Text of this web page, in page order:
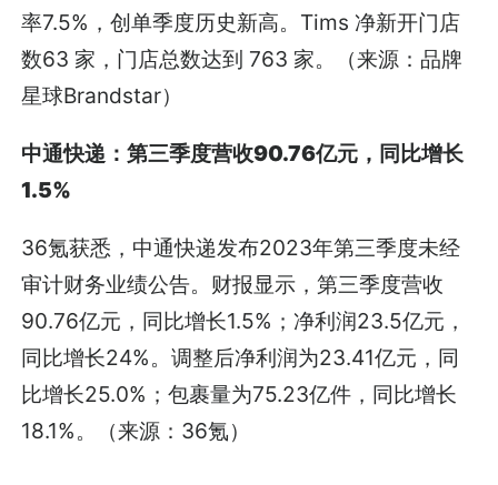
率7.5%，创单季度历史新高。Tims 净新开门店
数63 家，门店总数达到 763 家。（来源：品牌
星球Brandstar）
中通快递：第三季度营收90.76亿元，同比增长
1.5%
36氪获悉，中通快递发布2023年第三季度未经
审计财务业绩公告。财报显示，第三季度营收
90.76亿元，同比增长1.5%；净利润23.5亿元，
同比增长24%。调整后净利润为23.41亿元，同
比增长25.0%；包裹量为75.23亿件，同比增长
18.1%。（来源：36氪）